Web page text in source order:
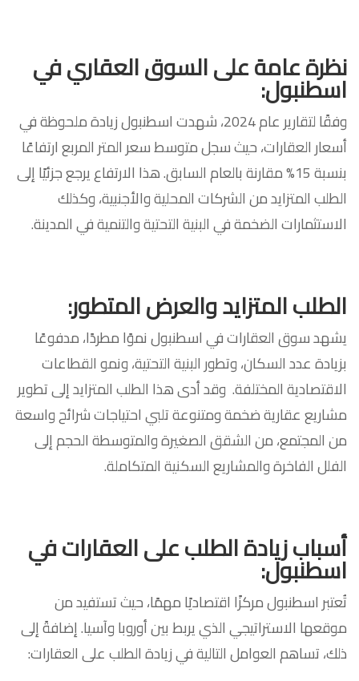
نظرة عامة على السوق العقاري في
اسطنبول:
وفقًا لتقارير عام 2024، شهدت اسطنبول زيادة ملحوظة في
أسعار العقارات، حيث سجل متوسط سعر المتر المربع ارتفاعًا
بنسبة 15% مقارنة بالعام السابق. هذا الارتفاع يرجع جزئيًا إلى
الطلب المتزايد من الشركات المحلية والأجنبية، وكذلك
الاستثمارات الضخمة في البنية التحتية والتنمية في المدينة.
الطلب المتزايد والعرض المتطور:
يشهد سوق العقارات في اسطنبول نموًا مطردًا، مدفوعًا
بزيادة عدد السكان، وتطور البنية التحتية، ونمو القطاعات
الاقتصادية المختلفة. وقد أدى هذا الطلب المتزايد إلى تطوير
مشاريع عقارية ضخمة ومتنوعة تلبي احتياجات شرائح واسعة
من المجتمع، من الشقق الصغيرة والمتوسطة الحجم إلى
الفلل الفاخرة والمشاريع السكنية المتكاملة.
أسباب زيادة الطلب على العقارات في
اسطنبول:
تُعتبر اسطنبول مركزًا اقتصاديًا مهمًا، حيث تستفيد من
موقعها الاستراتيجي الذي يربط بين أوروبا وآسيا. إضافةً إلى
ذلك، تساهم العوامل التالية في زيادة الطلب على العقارات: